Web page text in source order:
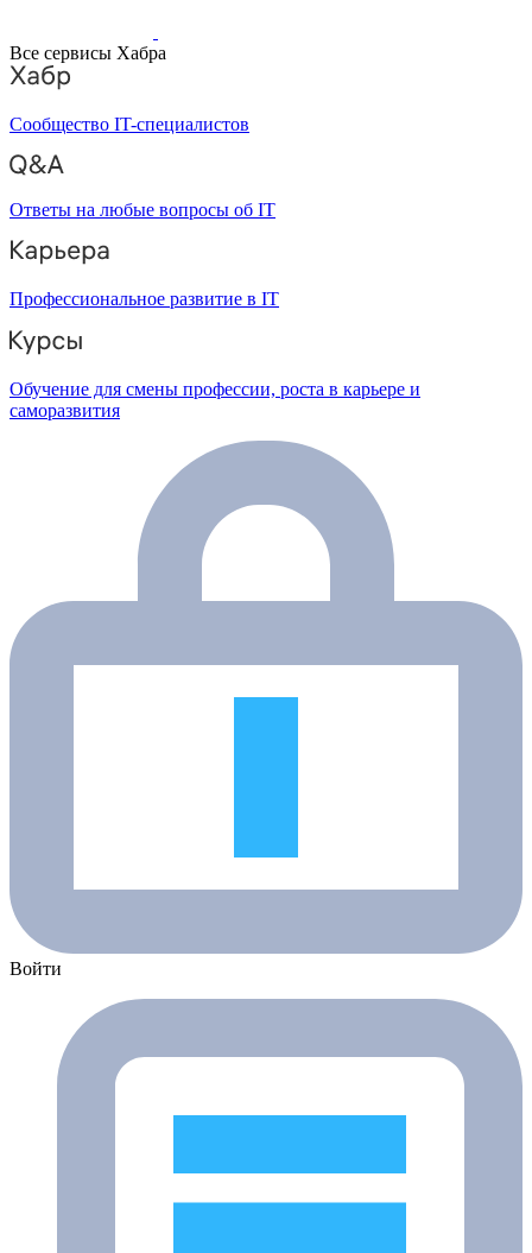
Все сервисы Хабра
Сообщество IT-специалистов
Ответы на любые вопросы об IT
Профессиональное развитие в IT
Обучение для смены профессии, роста в карьере и
саморазвития
Войти